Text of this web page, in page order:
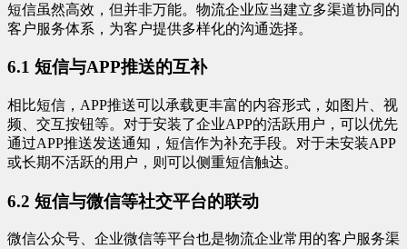
短信虽然高效，但并非万能。物流企业应当建立多渠道协同的
客户服务体系，为客户提供多样化的沟通选择。
6.1 短信与APP推送的互补
相比短信，APP推送可以承载更丰富的内容形式，如图片、视
频、交互按钮等。对于安装了企业APP的活跃用户，可以优先
通过APP推送发送通知，短信作为补充手段。对于未安装APP
或长期不活跃的用户，则可以侧重短信触达。
6.2 短信与微信等社交平台的联动
微信公众号、企业微信等平台也是物流企业常用的客户服务渠